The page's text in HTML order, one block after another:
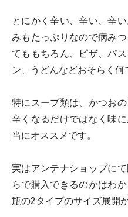
とにかく辛い、辛い、辛
みもたっぷりなので病み
てももちろん、ピザ、パ
ン、うどんなどおそらく何
特にスープ類は、かつお
辛くなるだけではなく味
当にオススメです。
実はアンテナショップに
らで購入できるのかはわ
瓶の2タイプのサイズ展開